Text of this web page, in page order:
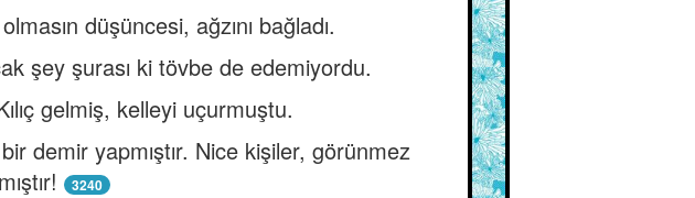
düşüncesi, ağzını bağladı.
şey şurası ki tövbe de edemiyordu.
gelmiş, kelleyi uçurmuştu.
demir yapmıştır. Nice kişiler, görünmez
3240